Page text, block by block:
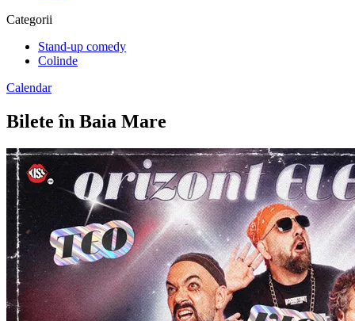
Categorii
Stand-up comedy
Colinde
Calendar
Bilete în Baia Mare